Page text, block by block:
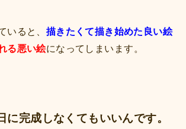
いると、 描きたくて描き始めた良い絵
る悪い絵になってしまいます。
に完成しなくてもいいんです。